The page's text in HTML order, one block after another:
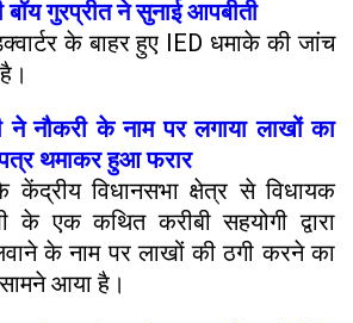
बॉय गुरप्रीत ने सुनाई आपबीती
के बाहर हुए IED धमाके की जांच
नौकरी के नाम पर लगाया लाखों का
पत्र थमाकर हुआ फरार
केंद्रीय विधानसभा क्षेत्र से विधायक
के एक कथित करीबी सहयोगी द्वारा
के नाम पर लाखों की ठगी करने का
आया है।